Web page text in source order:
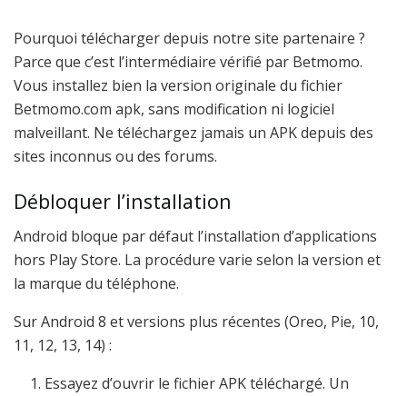
Pourquoi télécharger depuis notre site partenaire ?
Parce que c’est l’intermédiaire vérifié par Betmomo.
Vous installez bien la version originale du fichier
Betmomo.com apk, sans modification ni logiciel
malveillant. Ne téléchargez jamais un APK depuis des
sites inconnus ou des forums.
Débloquer l’installation
Android bloque par défaut l’installation d’applications
hors Play Store. La procédure varie selon la version et
la marque du téléphone.
Sur Android 8 et versions plus récentes (Oreo, Pie, 10,
11, 12, 13, 14) :
Essayez d’ouvrir le fichier APK téléchargé. Un